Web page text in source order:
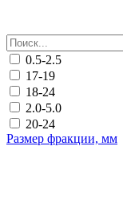
0.5-2.5
17-19
18-24
2.0-5.0
20-24
Размер фракции, мм